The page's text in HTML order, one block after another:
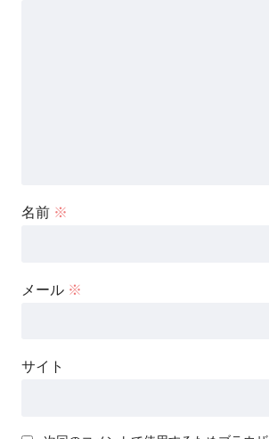
名前 ※
メール ※
サイト